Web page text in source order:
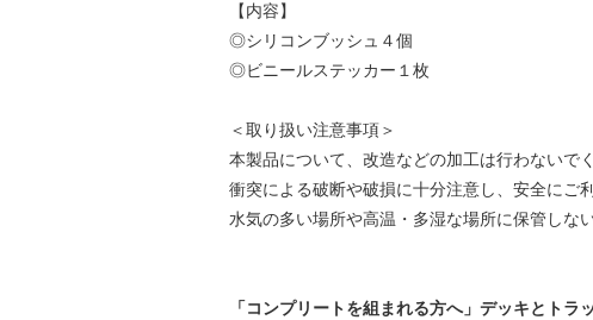
【内容】
◎シリコンブッシュ４個
◎ビニールステッカー１枚
＜取り扱い注意事項＞
本製品について、改造などの加工は行わないで
衝突による破断や破損に十分注意し、安全にご
水気の多い場所や高温・多湿な場所に保管しな
「コンプリートを組まれる方へ」デッキとト